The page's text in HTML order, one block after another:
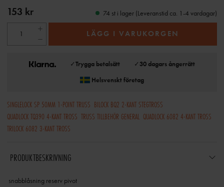
153 kr 74 st i lager (Leveranstid ca. 1-4 vardagar)
LÄGG I VARUKORGEN
✓Trygga betalsätt ✓30 dagars ångerrätt
Helsvenskt företag
SINGLELOCK SP 50MM 1-POINT TRUSS BILOCK BQ2 2-KANT STEGTROSS
QUADLOCK TQ390 4-KANT TROSS TRUSS TILLBEHÖR GENERAL QUADLOCK 6082 4-KANT TROSS
TRILOCK 6082 3-KANT TROSS
PRODUKTBESKRIVNING
snabblåsning reserv pivot